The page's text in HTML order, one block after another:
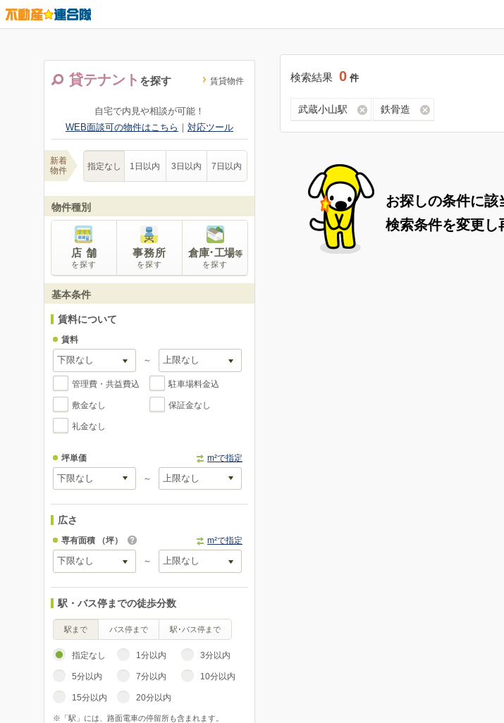
貸テナント を探す 賃貸物件
自宅で内見や相談が可能！
WEB面談可の物件はこちら ｜ 対応ツール
新着
物件
指定なし 1日以内 3日以内 7日以内
物件種別
店 舗
を探す
事務所
を探す
倉庫･工場等
を探す
基本条件
賃料について
賃料
～
管理費・共益費込 駐車場料金込
敷金なし 保証金なし
礼金なし
坪単価 m²で指定
～
広さ
専有面積 （坪） m²で指定
～
駅・バス停までの徒歩分数
駅まで バス停まで 駅･バス停まで
指定なし 1分以内 3分以内
5分以内 7分以内 10分以内
15分以内 20分以内
※「駅」には、路面電車の停留所も含まれます。
検索結果 0 件
武蔵小山駅 鉄骨造
お探しの条件に該
検索条件を変更し